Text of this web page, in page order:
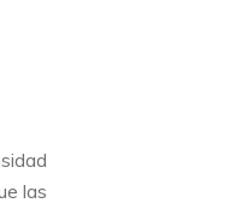
las